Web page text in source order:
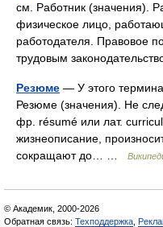
см. Работник (значения).
физическое лицо,
работодателя. Правовое
трудовым
Резюме — У этого
Резюме (значения). Не
фр. résumé или лат.
жизнеописание,
сокращают до… …
© Академик, 2000-2026
Обратная связь: Техподдержка